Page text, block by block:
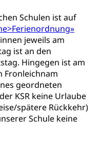
Schulen ist auf
jeweils am
ist an den
Hingegen ist am
Fronleichnam
geordneten
KSR keine Urlaube
spätere Rückkehr)
Schule keine
Säule, dritte
(WAS Luzern)
(WAS Luzern)
Luzern)
Behinderung,
Behinderung,